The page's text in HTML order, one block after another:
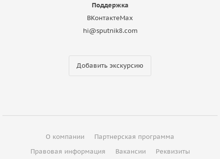
Поддержка
ВКонтактеMax
hi@sputnik8.com
Добавить экскурсию
О компании
Партнерская программа
Правовая информация
Вакансии
Реквизиты